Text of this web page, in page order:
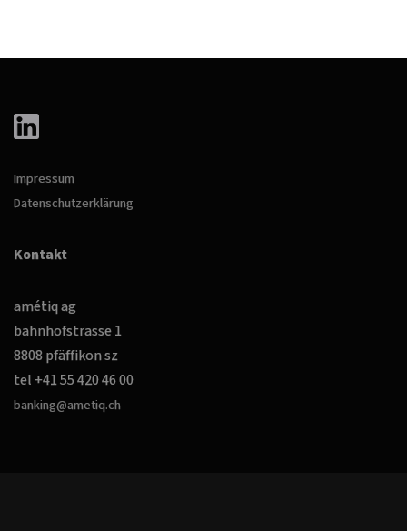
Impressum
Datenschutzerklärung
Kontakt
amétiq ag
bahnhofstrasse 1
8808 pfäffikon sz
tel +41 55 420 46 00
banking@ametiq.ch